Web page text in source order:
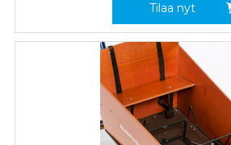
Tilaa nyt